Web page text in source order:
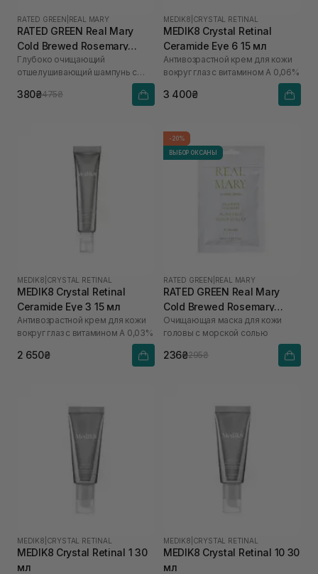
RATED GREEN REAL MARY
RATED GREEN Real Mary
Cold Brewed Rosemary
Exfoliating Scalp Shampoo
100 мл
Глубоко очищающий
отшелушивающий шампунь с
380₴475₴
MEDIK8 CRYSTAL RETINAL
MEDIK8 Crystal Retinal
Ceramide Eye 6 15 мл
Антивозрастной крем для кожи
вокруг глаз с витамином А 0,06%
3 400₴
MEDIK8 CRYSTAL RETINAL
MEDIK8 Crystal Retinal
Ceramide Eye 3 15 мл
Антивозрастной крем для кожи
вокруг глаз с витамином А 0,03%
2 650₴
-20%
ВЫБОР ОКСАНЫ
RATED GREEN REAL MARY
RATED GREEN Real Mary
Cold Brewed Rosemary
Purifyng Scalp Scaler 50 мл
Очищающая маска для кожи
головы с морской солью
236₴295₴
MEDIK8 CRYSTAL RETINAL
MEDIK8 Crystal Retinal 1 30
мл
MEDIK8 CRYSTAL RETINAL
MEDIK8 Crystal Retinal 10 30
мл